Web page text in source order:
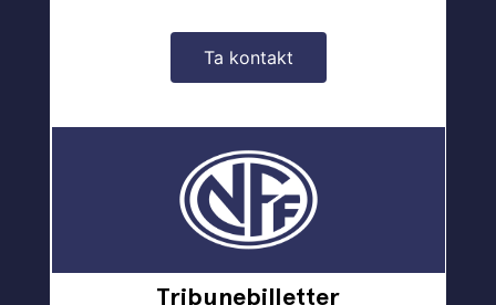
Ta kontakt
Tribunebilletter